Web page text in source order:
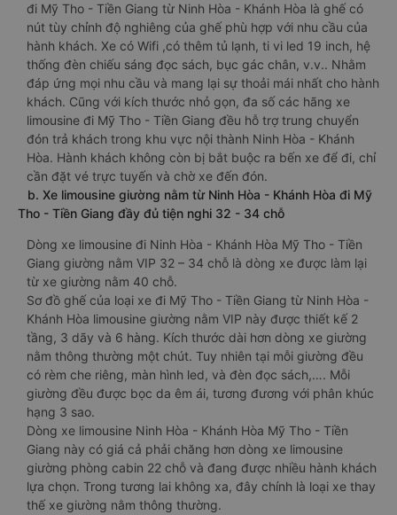
đi Mỹ Tho - Tiền Giang từ Ninh Hòa - Khánh Hòa là ghế có
nút tùy chỉnh độ nghiêng của ghế phù hợp với nhu cầu của
hành khách. Xe có Wifi ,có thêm tủ lạnh, ti vi led 19 inch, hệ
thống đèn chiếu sáng đọc sách, bục gác chân, v.v.. Nhằm
đáp ứng mọi nhu cầu và mang lại sự thoải mái nhất cho hành
khách. Cũng với kích thước nhỏ gọn, đa số các hãng xe
limousine đi Mỹ Tho - Tiền Giang đều hỗ trợ trung chuyển
đón trả khách trong khu vực nội thành Ninh Hòa - Khánh
Hòa. Hành khách không còn bị bắt buộc ra bến xe để đi, chỉ
cần đặt vé trực tuyến và chờ xe đến đón.
b. Xe limousine giường nằm từ Ninh Hòa - Khánh Hòa đi Mỹ
Tho - Tiền Giang đầy đủ tiện nghi 32 - 34 chỗ
Dòng xe limousine đi Ninh Hòa - Khánh Hòa Mỹ Tho - Tiền
Giang giường nằm VIP 32 – 34 chỗ là dòng xe được làm lại
từ xe giường nằm 40 chỗ.
Sơ đồ ghế của loại xe đi Mỹ Tho - Tiền Giang từ Ninh Hòa -
Khánh Hòa limousine giường nằm VIP này được thiết kế 2
tầng, 3 dãy và 6 hàng. Kích thước dài hơn dòng xe giường
nằm thông thường một chút. Tuy nhiên tại mỗi giường đều
có rèm che riêng, màn hình led, và đèn đọc sách,…. Mỗi
giường đều được bọc da êm ái, tương đương với phân khúc
hạng 3 sao.
Dòng xe limousine Ninh Hòa - Khánh Hòa Mỹ Tho - Tiền
Giang này có giá cả phải chăng hơn dòng xe limousine
giường phòng cabin 22 chỗ và đang được nhiều hành khách
lựa chọn. Trong tương lai không xa, đây chính là loại xe thay
thế xe giường nằm thông thường.